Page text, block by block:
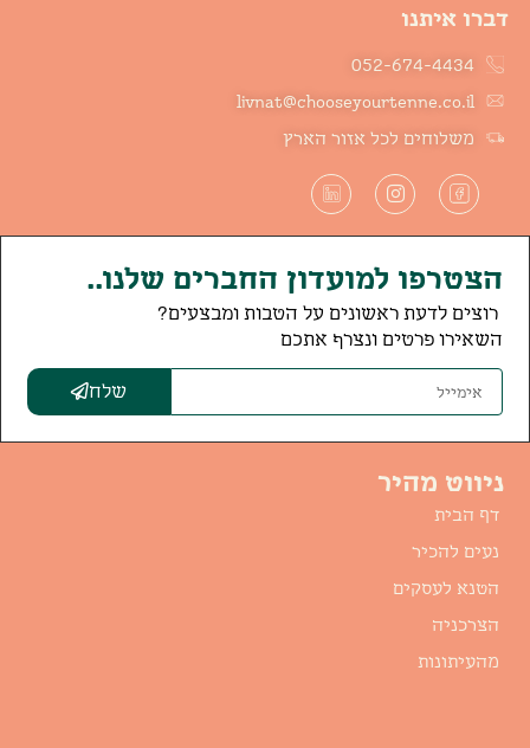
דברו איתנו
052-674-4434
livnat@chooseyourtenne.co.il
משלוחים לכל אזור הארץ
הצטרפו למועדון החברים שלנו..
רוצים לדעת ראשונים על הטבות ומבצעים?
השאירו פרטים ונצרף אתכם
שלח
ניווט מהיר
דף הבית
נעים להכיר
הטנא לעסקים
הצרכניה
מהעיתונות